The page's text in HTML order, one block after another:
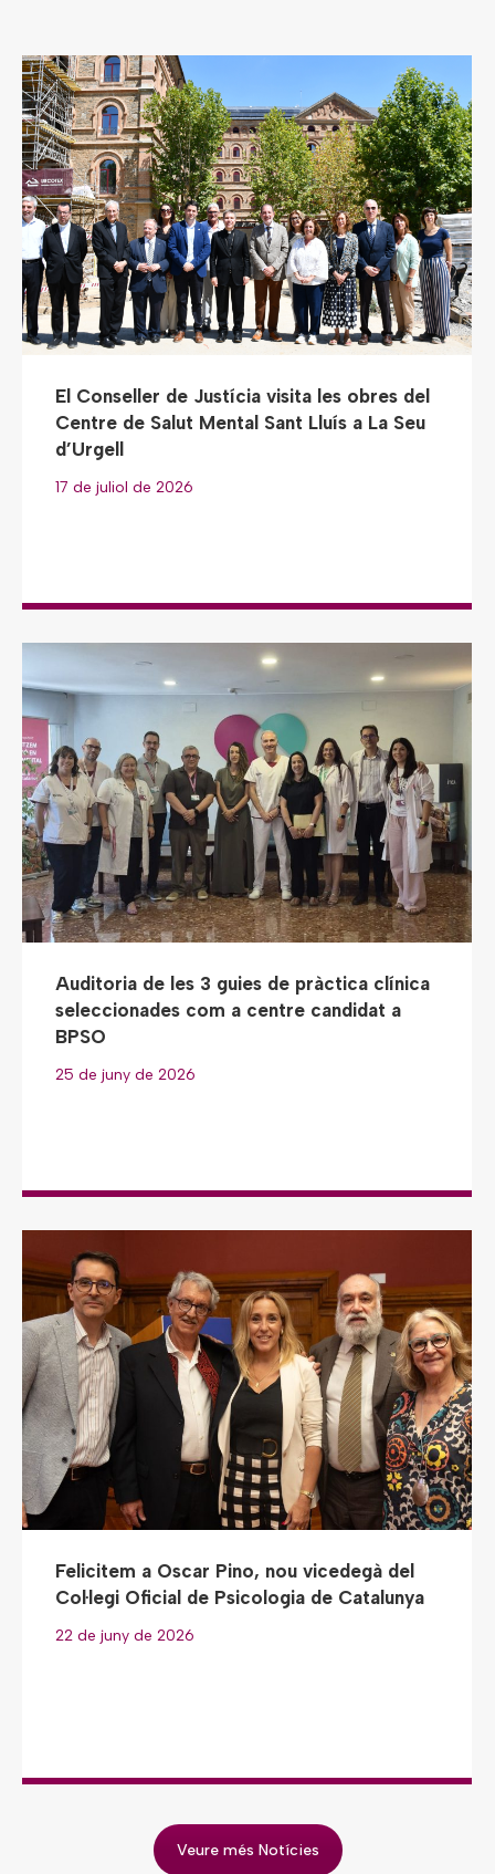
El Conseller de Justícia visita les obres del
Centre de Salut Mental Sant Lluís a La Seu
d’Urgell
17 de juliol de 2026
Auditoria de les 3 guies de pràctica clínica
seleccionades com a centre candidat a
BPSO
25 de juny de 2026
Felicitem a Oscar Pino, nou vicedegà del
Col·legi Oficial de Psicologia de Catalunya
22 de juny de 2026
Veure més Notícies